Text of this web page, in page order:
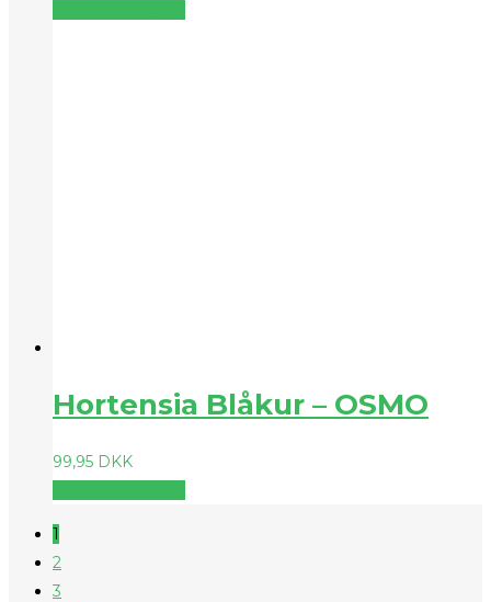
Hortensia Blåkur – OSMO
99,95 DKK
1
2
3